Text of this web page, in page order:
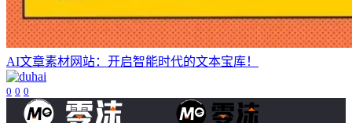
AI文章素材网站：开启智能时代的文本宝库！
0 0 0